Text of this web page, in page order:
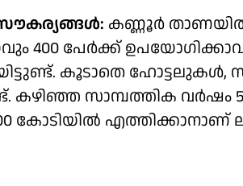
കണ്ണൂർ താണയിൽ
400 പേർക്ക്
കൂടാതെ ഹോട്ടലുകൾ,
കഴിഞ്ഞ സാമ്പത്തിക വർഷം
കോടിയിൽ എത്തിക്കാനാണ്